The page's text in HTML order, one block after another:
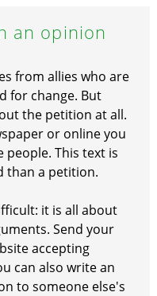
an opinion
from allies who are
for change. But
the petition at all.
or online you
This text is
than a petition.
it is all about
Send your
accepting
can also write an
to someone else's